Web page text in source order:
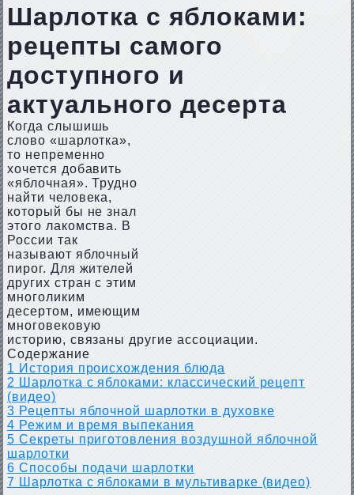
Шарлотка с яблоками:
рецепты самого
доступного и
актуального десерта
Когда слышишь
слово «шарлотка»,
то непременно
хочется добавить
«яблочная». Трудно
найти человека,
который бы не знал
этого лакомства. В
России так
называют яблочный
пирог. Для жителей
других стран с этим
многоликим
десертом, имеющим
многовековую
историю, связаны другие ассоциации.
Содержание
1 История происхождения блюда
2 Шарлотка с яблоками: классический рецепт
(видео)
3 Рецепты яблочной шарлотки в духовке
4 Режим и время выпекания
5 Секреты приготовления воздушной яблочной
шарлотки
6 Способы подачи шарлотки
7 Шарлотка с яблоками в мультиварке (видео)